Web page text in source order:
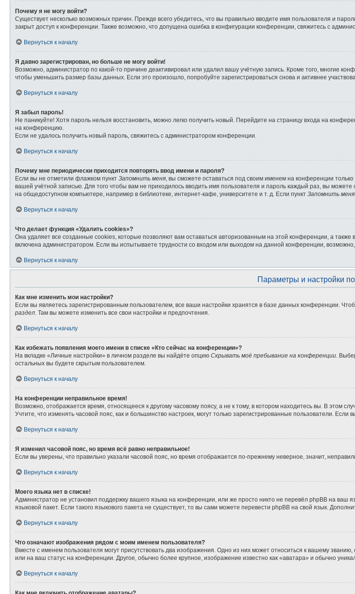
Почему я не могу войти?
Существует несколько возможных причин. Прежде всего убедитесь, что вы правильно вводите имя пользователя и
закрыт доступ к конференции. Также возможно, что допущена ошибка в конфигурации конференции, свяжитесь с
Вернуться к началу
Я давно зарегистрирован, но больше не могу войти!
Возможно, администратор по какой-то причине деактивировал или удалил вашу учётную запись. Кроме того, многие
чтобы уменьшить размер базы данных. Если это произошло, попробуйте зарегистрироваться снова и активнее
Вернуться к началу
Я забыл пароль!
Не паникуйте! Хотя пароль нельзя восстановить, можно легко получить новый. Перейдите на страницу входа на
на конференцию.
Если не удалось получить новый пароль, свяжитесь с администратором конференции.
Вернуться к началу
Почему мне периодически приходится повторять ввод имени и пароля?
Если вы не отметили флажком пункт Запомнить меня, вы сможете оставаться под своим именем на конференции
вашей учётной записью. Для того чтобы вам не приходилось вводить имя пользователя и пароль каждый раз, вы можете
на общедоступном компьютере, например в библиотеке, интернет-кафе, университете и т. д. Если пункт Запомнить меня
Вернуться к началу
Что делает функция «Удалить cookies»?
Она удаляет все созданные cookies, которые позволяют вам оставаться авторизованным на этой конференции, а
включена администратором. Если вы испытываете трудности со входом или выходом на данной конференции,
Вернуться к началу
Параметры и настройки
Как мне изменить мои настройки?
Если вы являетесь зарегистрированным пользователем, все ваши настройки хранятся в базе данных конференции.
раздел. Там вы можете изменить все свои настройки и предпочтения.
Вернуться к началу
Как избежать появления моего имени в списке «Кто сейчас на конференции»?
На вкладке «Личные настройки» в личном разделе вы найдёте опцию Скрывать моё пребывание на конференции.
остальных вы будете скрытым пользователем.
Вернуться к началу
На конференции неправильное время!
Возможно, отображается время, относящееся к другому часовому поясу, а не к тому, в котором находитесь вы. В этом
Учтите, что изменять часовой пояс, как и большинство настроек, могут только зарегистрированные пользователи.
Вернуться к началу
Я изменил часовой пояс, но время всё равно неправильное!
Если вы уверены, что правильно указали часовой пояс, но время отображается по-прежнему неверное, значит,
Вернуться к началу
Моего языка нет в списке!
Администратор не установил поддержку вашего языка на конференции, или же просто никто не перевёл phpBB на
языковой пакет. Если такого языкового пакета не существует, то вы сами можете перевести phpBB на свой язык.
Вернуться к началу
Что означают изображения рядом с моим именем пользователя?
Вместе с именем пользователя могут присутствовать два изображения. Одно из них может относиться к вашему
или на ваш статус на конференции. Другое, обычно более крупное, изображение известно как «аватара» и обычно
Вернуться к началу